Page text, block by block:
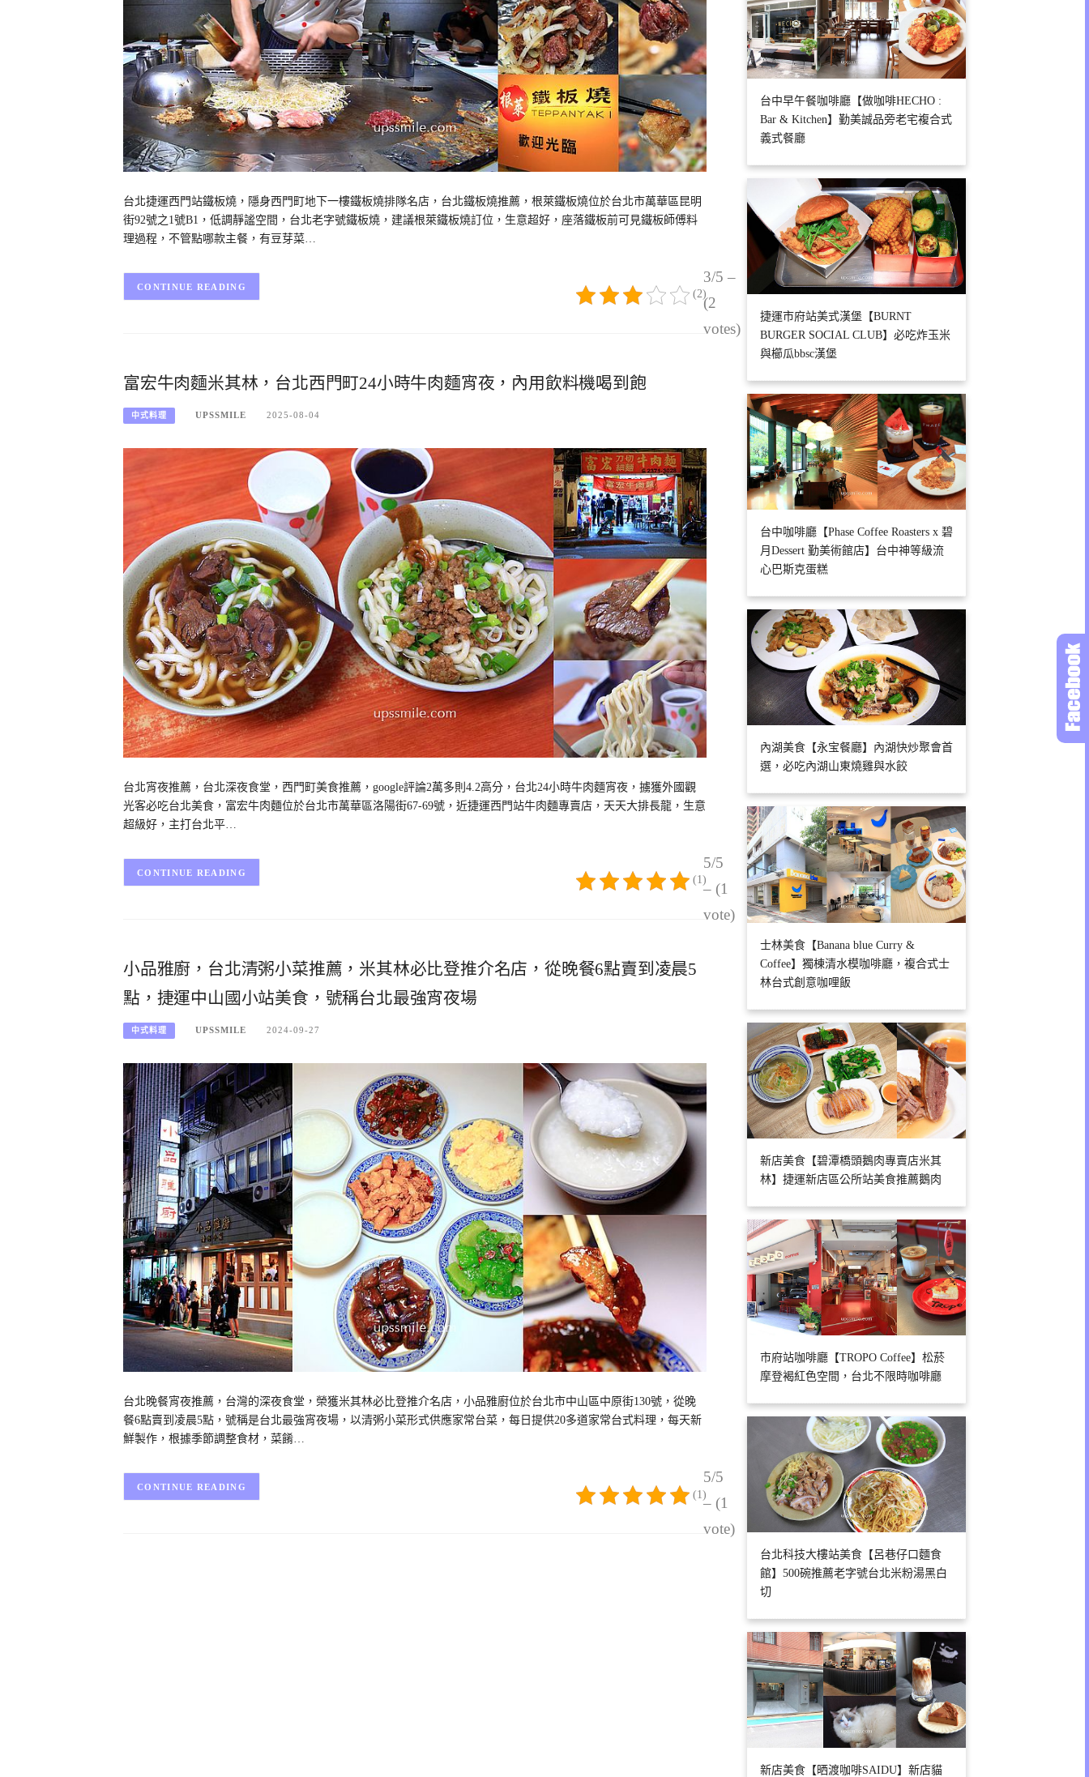
台北捷運西門站鐵板燒，隱身西門町地下一樓鐵板燒排隊名店，台北鐵板燒推薦，根萊鐵板燒位於台北市萬華區昆明
街92號之1號B1，低調靜謐空間，台北老字號鐵板燒，建議根萊鐵板燒訂位，生意超好，座落鐵板前可見鐵板師傅料
理過程，不管點哪款主餐，有豆芽菜…
3/5 –
(2
votes)
(2)
CONTINUE READING
富宏牛肉麵米其林，台北西門町24小時牛肉麵宵夜，內用飲料機喝到飽
中式料理 UPSSMILE 2025-08-04
台北宵夜推薦，台北深夜食堂，西門町美食推薦，google評論2萬多則4.2高分，台北24小時牛肉麵宵夜，擄獲外國觀
光客必吃台北美食，富宏牛肉麵位於台北市萬華區洛陽街67-69號，近捷運西門站牛肉麵專賣店，天天大排長龍，生意
超級好，主打台北平…
5/5
– (1
vote)
(1)
CONTINUE READING
小品雅廚，台北清粥小菜推薦，米其林必比登推介名店，從晚餐6點賣到凌晨5
點，捷運中山國小站美食，號稱台北最強宵夜場
中式料理 UPSSMILE 2024-09-27
台北晚餐宵夜推薦，台灣的深夜食堂，榮獲米其林必比登推介名店，小品雅廚位於台北市中山區中原街130號，從晚
餐6點賣到凌晨5點，號稱是台北最強宵夜場，以清粥小菜形式供應家常台菜，每日提供20多道家常台式料理，每天新
鮮製作，根據季節調整食材，菜餚…
5/5
– (1
vote)
(1)
CONTINUE READING
台中早午餐咖啡廳【做咖啡HECHO :
Bar & Kitchen】勤美誠品旁老宅複合式
義式餐廳
捷運市府站美式漢堡【BURNT
BURGER SOCIAL CLUB】必吃炸玉米
與櫛瓜bbsc漢堡
台中咖啡廳【Phase Coffee Roasters x 碧
月Dessert 勤美術館店】台中神等級流
心巴斯克蛋糕
內湖美食【永宝餐廳】內湖快炒聚會首
選，必吃內湖山東燒雞與水餃
士林美食【Banana blue Curry &
Coffee】獨棟清水模咖啡廳，複合式士
林台式創意咖哩飯
新店美食【碧潭橋頭鵝肉專賣店米其
林】捷運新店區公所站美食推薦鵝肉
市府站咖啡廳【TROPO Coffee】松菸
摩登褐紅色空間，台北不限時咖啡廳
台北科技大樓站美食【呂巷仔口麵食
館】500碗推薦老字號台北米粉湯黑白
切
新店美食【晒渡咖啡SAIDU】新店貓